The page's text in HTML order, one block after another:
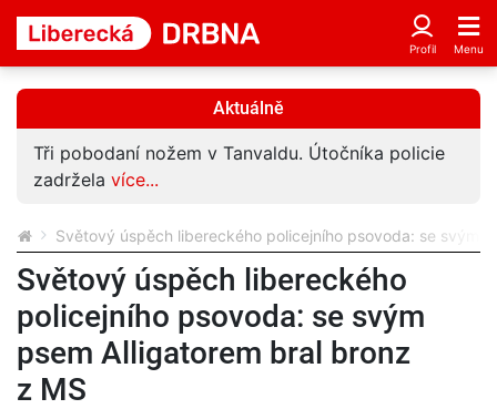
Aktuálně
Znáte muže z fotky? Mohl by vědět víc o
do auta Horské služby v Liberci
Světový úspěch libereckého policejního psovoda: se svým
Světový úspěch libereckého
policejního psovoda: se svým
psem Alligatorem bral bronz
z MS